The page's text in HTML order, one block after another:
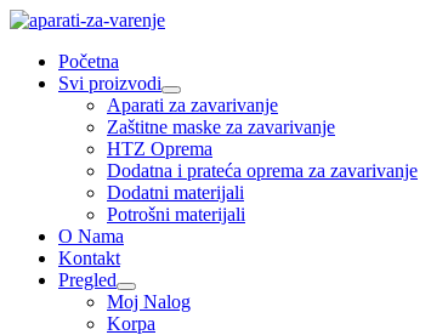
Pređi
sadržajPočetna
Svi proizvodi
Uključi/isključi
izbornik
Aparati za zavarivanje
Zaštitne maske za zavarivanje
HTZ Oprema
Dodatna i prateća oprema za zavarivanje
Dodatni materijali
Potrošni materijali
O Nama
Kontakt
Pregled
Uključi/isključi
izbornik
Moj Nalog
Korpa